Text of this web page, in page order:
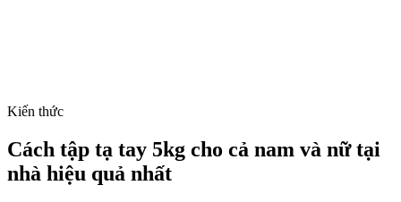
Kiến thức
Cách tập tạ tay 5kg cho cả nam và nữ tại
nhà hiệu quả nhất